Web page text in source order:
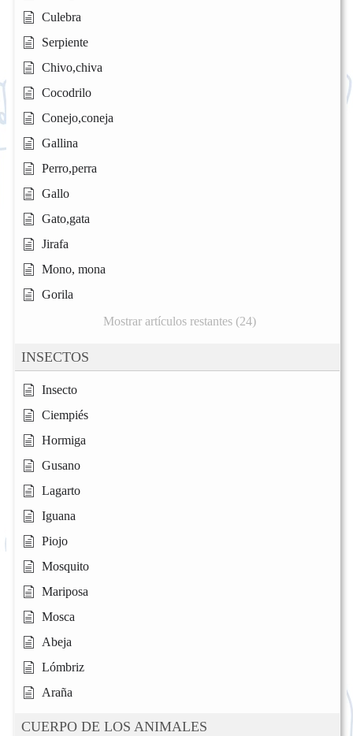
Culebra
Serpiente
Chivo,chiva
Cocodrilo
Conejo,coneja
Gallina
Perro,perra
Gallo
Gato,gata
Jirafa
Mono, mona
Gorila
Mostrar artículos restantes (24)
INSECTOS
Insecto
Ciempiés
Hormiga
Gusano
Lagarto
Iguana
Piojo
Mosquito
Mariposa
Mosca
Abeja
Lómbriz
Araña
CUERPO DE LOS ANIMALES